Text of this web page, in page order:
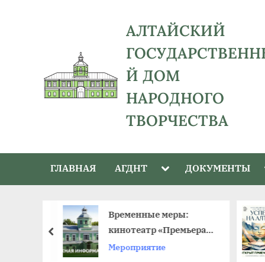
АЛТАЙСКИЙ
Й ДОМ
НАРОДНОГО
ТВОРЧЕСТВА
656043,
Алтайский
край,
Барнаул,
Ползунова,
ГЛАВНАЯ АГДНТ Toggle
menu
ДОКУМЕНТЫ
Временные меры:
кинотеатр «Премьера»
приостанавливает
Мероприятие
пред